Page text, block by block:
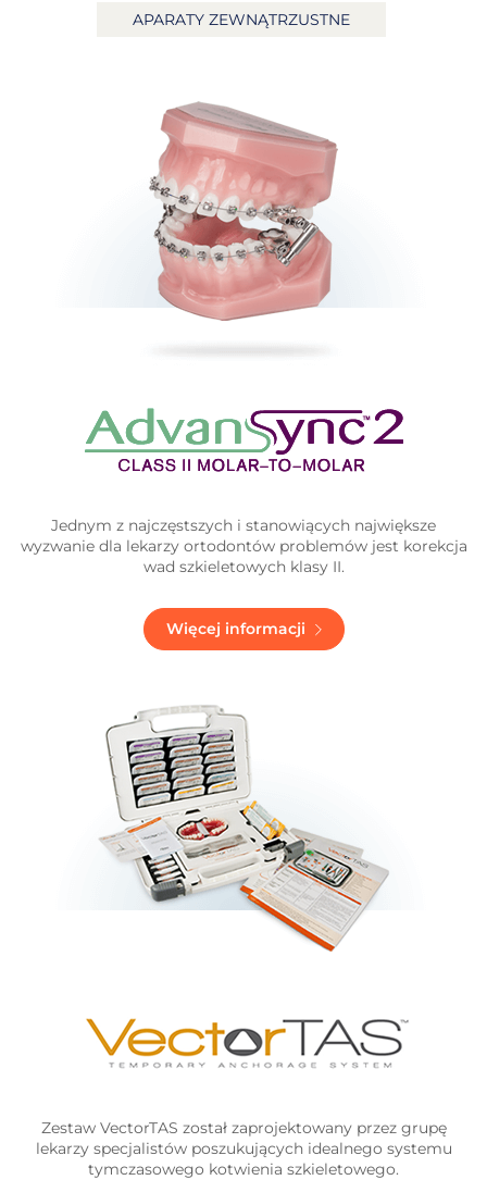
APARATY ZEWNĄTRZUSTNE
Jednym z najczęstszych i stanowiących największe
wyzwanie dla lekarzy ortodontów problemów jest korekcja
wad szkieletowych klasy II.
Więcej informacji
Zestaw VectorTAS został zaprojektowany przez grupę
lekarzy specjalistów poszukujących idealnego systemu
tymczasowego kotwienia szkieletowego.